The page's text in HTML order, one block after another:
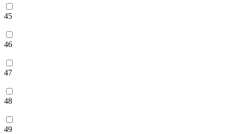
45
46
47
48
49